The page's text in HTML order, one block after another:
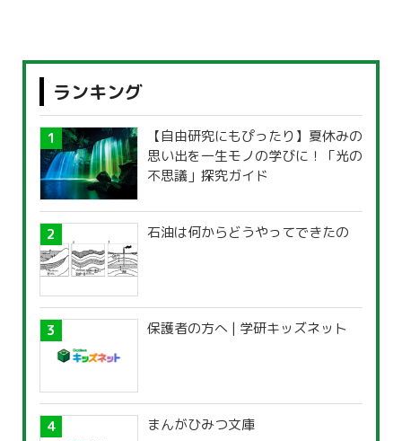
ランキング
【自由研究にもぴったり】夏休みの
思い出を一生モノの学びに！「光の
不思議」探究ガイド
石油は何からどうやってできたの
保護者の方へ | 学研キッズネット
まんがひみつ文庫